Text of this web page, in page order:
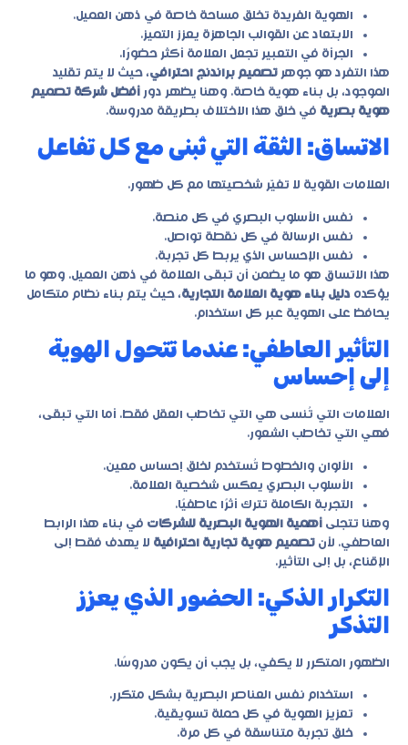
الهوية الفريدة تخلق مساحة خاصة في ذهن العميل.
الابتعاد عن القوالب الجاهزة يعزز التميز.
الجرأة في التعبير تجعل العلامة أكثر حضورًا.
هذا التفرد هو جوهر تصميم براندنج احترافي، حيث لا يتم تقليد
الموجود، بل بناء هوية خاصة. وهنا يظهر دور أفضل شركة تصميم
هوية بصرية في خلق هذا الاختلاف بطريقة مدروسة.
الاتساق: الثقة التي تُبنى مع كل تفاعل
العلامات القوية لا تغيّر شخصيتها مع كل ظهور.
نفس الأسلوب البصري في كل منصة.
نفس الرسالة في كل نقطة تواصل.
نفس الإحساس الذي يربط كل تجربة.
هذا الاتساق هو ما يضمن أن تبقى العلامة في ذهن العميل. وهو ما
يؤكده دليل بناء هوية العلامة التجارية، حيث يتم بناء نظام متكامل
يحافظ على الهوية عبر كل استخدام.
التأثير العاطفي: عندما تتحول الهوية
إلى إحساس
العلامات التي تُنسى هي التي تخاطب العقل فقط. أما التي تبقى،
فهي التي تخاطب الشعور.
الألوان والخطوط تُستخدم لخلق إحساس معين.
الأسلوب البصري يعكس شخصية العلامة.
التجربة الكاملة تترك أثرًا عاطفيًا.
وهنا تتجلى أهمية الهوية البصرية للشركات في بناء هذا الرابط
العاطفي. لأن تصميم هوية تجارية احترافية لا يهدف فقط إلى
الإقناع، بل إلى التأثير.
التكرار الذكي: الحضور الذي يعزز
التذكر
الظهور المتكرر لا يكفي، بل يجب أن يكون مدروسًا.
استخدام نفس العناصر البصرية بشكل متكرر.
تعزيز الهوية في كل حملة تسويقية.
خلق تجربة متناسقة في كل مرة.